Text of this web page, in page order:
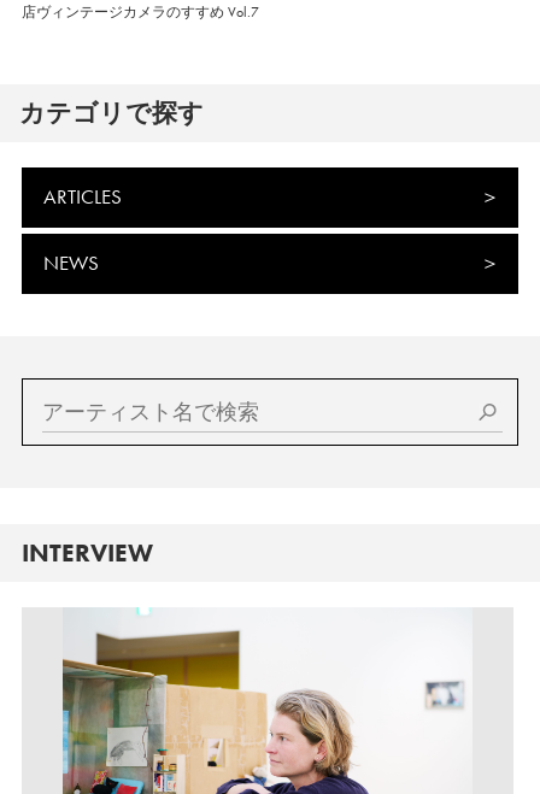
店ヴィンテージカメラのすすめ Vol.7
カテゴリで探す
ARTICLES
NEWS
INTERVIEW